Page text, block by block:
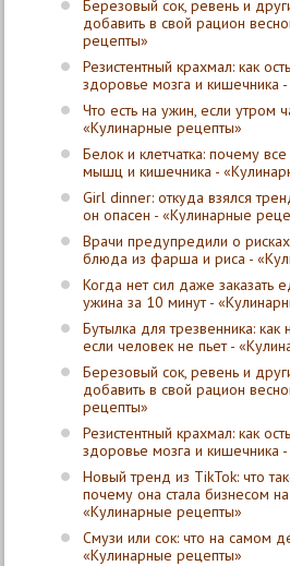
Березовый сок, ревень и
добавить в свой рацион
рецепты»
Резистентный крахмал: как
здоровье мозга и кишечника
Что есть на ужин, если утром
«Кулинарные рецепты»
Белок и клетчатка: почему
мышц и кишечника -
Girl dinner: откуда взялся
он опасен - «Кулинарные
Врачи предупредили о
блюда из фарша и риса -
Когда нет сил даже заказать
ужина за 10 минут -
Бутылка для трезвенника:
если человек не пьет -
Березовый сок, ревень и
добавить в свой рацион
рецепты»
Резистентный крахмал: как
здоровье мозга и кишечника
Новый тренд из TikTok: что
почему она стала бизнесом
«Кулинарные рецепты»
Смузи или сок: что на самом
«Кулинарные рецепты»